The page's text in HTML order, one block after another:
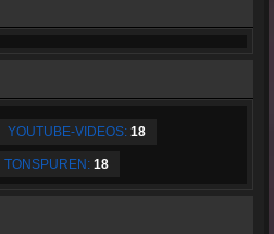
YOUTUBE-VIDEOS: 18
TONSPUREN: 18